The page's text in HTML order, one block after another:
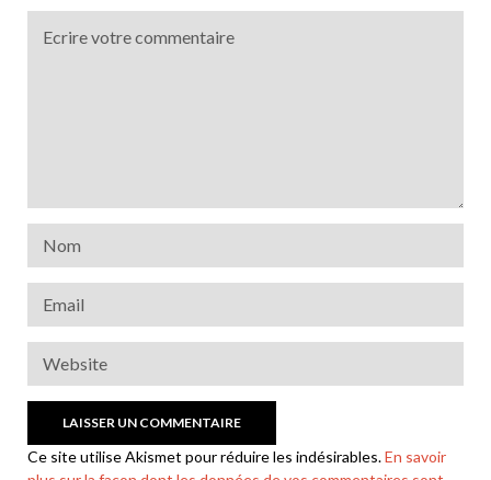
Ce site utilise Akismet pour réduire les indésirables.En savoir